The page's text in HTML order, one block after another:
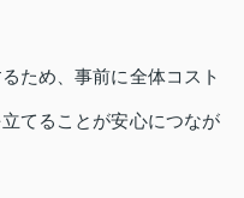
ため、事前に全体コスト
てることが安心につなが